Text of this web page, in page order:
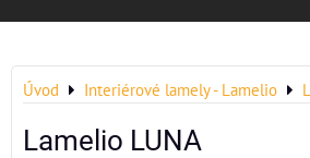
Úvod Interiérové lamely - Lamelio
Lamelio LUNA